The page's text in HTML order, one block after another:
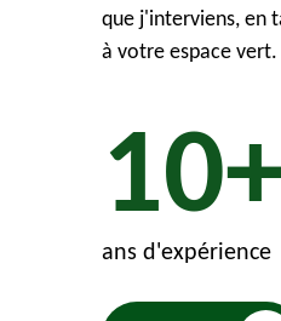
que j'interviens, en
à votre espace vert.
ans d'expérience